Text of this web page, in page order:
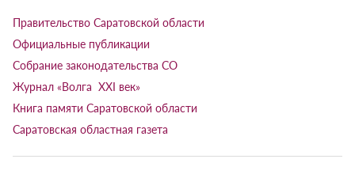
Правительство Саратовской области
Официальные публикации
Собрание законодательства СО
Журнал «Волга XXI век»
Книга памяти Саратовской области
Саратовская областная газета